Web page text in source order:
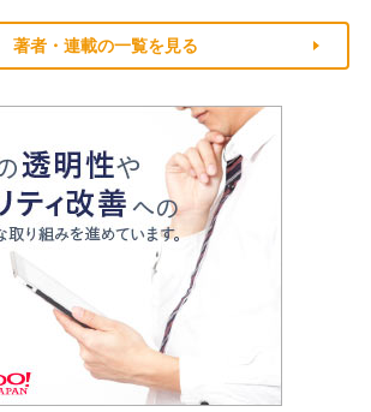
著者・連載の一覧を見る